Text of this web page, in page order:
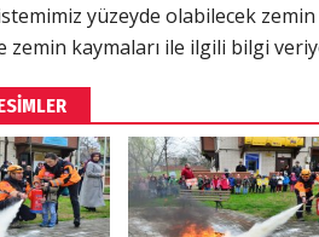
yüzeyde olabilecek
zemin kaymaları ile ilgili bilgi